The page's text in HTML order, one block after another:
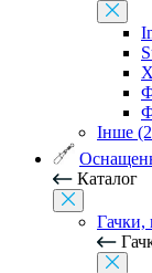
Інше
Каталог
Гачки,